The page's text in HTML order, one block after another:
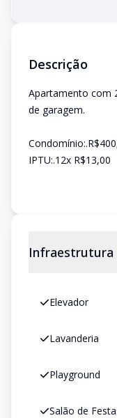
Descrição
Apartamento com
de garagem.
IPTU:.12x R$13,00
Infraestrutura
Elevador
Lavanderia
Playground
Salão de